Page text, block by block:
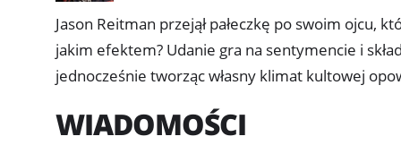
Jason Reitman przejął pałeczkę po swoim ojcu,
jakim efektem? Udanie gra na sentymencie i
jednocześnie tworząc własny klimat kultowej
WIADOMOŚCI